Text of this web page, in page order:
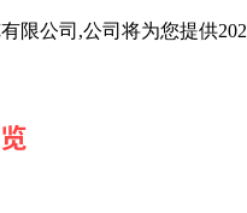
限公司,公司将为您提供